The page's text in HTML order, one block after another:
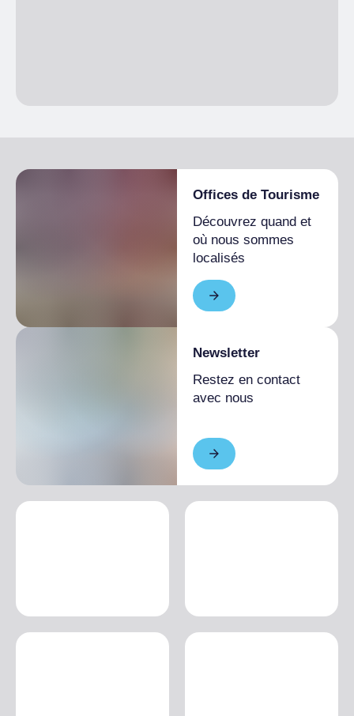
Offices de Tourisme
Découvrez quand et
où nous sommes
localisés
Newsletter
Restez en contact
avec nous